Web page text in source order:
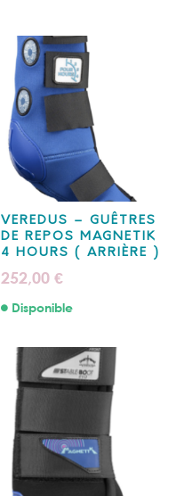
VEREDUS – GUÊTRES
DE REPOS MAGNETIK
4 HOURS ( ARRIÈRE )
252,00 €
Disponible